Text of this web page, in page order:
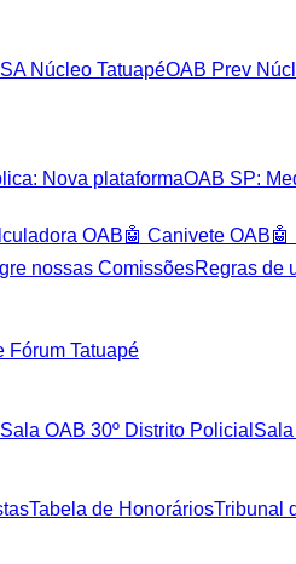
Núcleo TatuapéOAB Prev
Nova plataformaOAB SP:
OAB🤖 Canivete OAB🤖
nossas ComissõesRegras de
Fórum Tatuapé
Sala OAB 30º Distrito Policial
Tabela de HonoráriosTribunal